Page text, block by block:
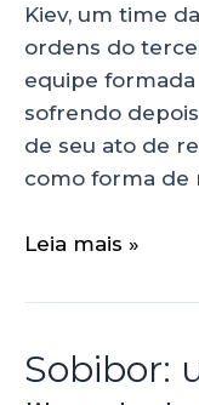
Kiev, um time
ordens do
equipe
sofrendo
de seu ato de
como forma de
Leia mais »
Sobibor: